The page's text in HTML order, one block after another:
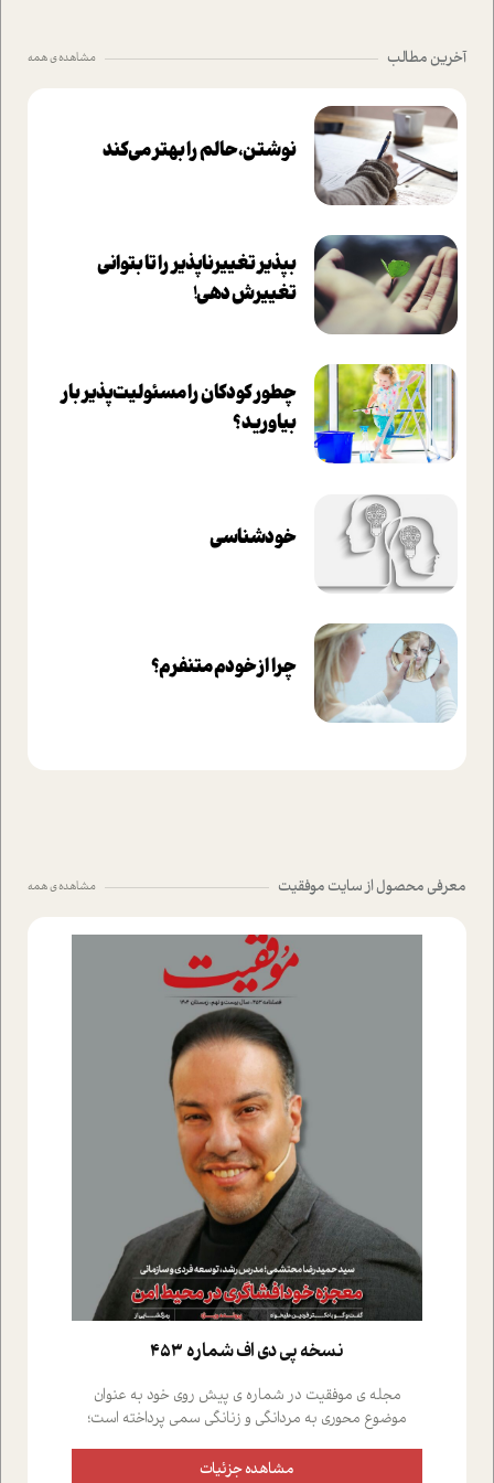
آخرین مطالب مشاهده ی همه
نوشتن، حالم را بهتر می‌کند
بپذير تغييرناپذير را تا بتواني
تغييرش دهي!‏
چطور کودکان را مسئولیت‌پذیر بار
بیاورید؟
خودشناسی
چرا از خودم متنفرم؟
معرفی محصول از سایت موفقیت مشاهده ی همه
نسخه پي دي اف شماره 453
مجله ی موفقیت در شماره ی پیش روی خود به عنوان
موضوع محوری به مردانگی و زنانگی سمی پرداخته است؛
علیخواه، جامعه شناس در بخش های مختلف تلاش کرده ایم
مشاهده جزئیات